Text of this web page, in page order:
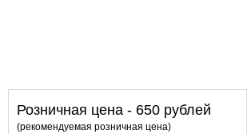
Розничная цена - 650 рублей
(рекомендуемая розничная цена)